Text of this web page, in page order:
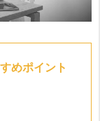
めポイント